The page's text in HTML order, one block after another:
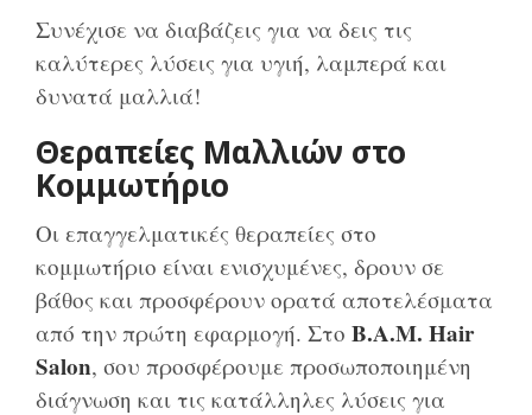
Συνέχισε να διαβάζεις για να δεις τις
καλύτερες λύσεις για υγιή, λαμπερά και
δυνατά μαλλιά!
Θεραπείες Μαλλιών στο
Κομμωτήριο
Οι επαγγελματικές θεραπείες στο
κομμωτήριο είναι ενισχυμένες, δρουν σε
βάθος και προσφέρουν ορατά αποτελέσματα
από την πρώτη εφαρμογή. Στο B.A.M. Hair
Salon, σου προσφέρουμε προσωποποιημένη
διάγνωση και τις κατάλληλες λύσεις για